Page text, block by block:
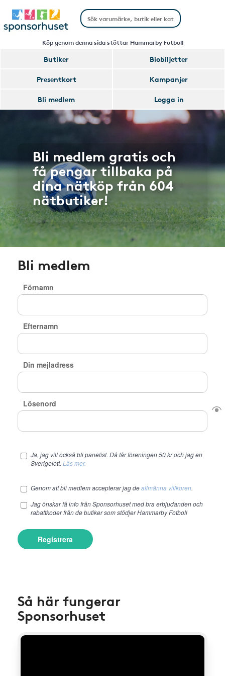
Köp genom denna sida stöttar Hammarby Fotboll
Butiker
Biobiljetter
Presentkort
Kampanjer
Bli medlem
Logga in
Bli medlem gratis och
få pengar tillbaka på
dina nätköp från 604
nätbutiker!
Bli medlem
Förnamn
Efternamn
Din mejladress
Lösenord
Ja, jag vill också bli panelist. Då får föreningen 50 kr och jag en
Sverigelott. Läs mer.
Genom att bli medlem accepterar jag deallmänna villkoren.
Jag önskar få info från Sponsorhuset med bra erbjudanden och
rabattkoder från de butiker som stödjer Hammarby Fotboll
Registrera
Så här fungerar
Sponsorhuset